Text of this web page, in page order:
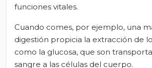
funciones vitales.
Cuando comes, por ejemplo, una
digestión propicia la extracción de
como la glucosa, que son
sangre a las células del cuerpo.